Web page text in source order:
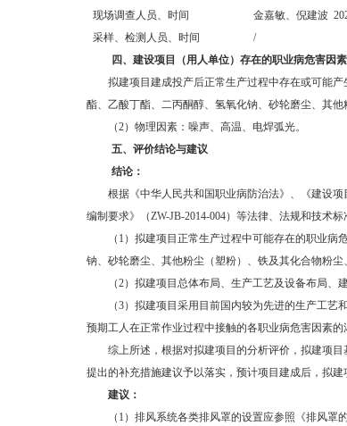
现场调查人员、时间
金嘉敏、倪建波
采样、检测人员、时间
/
四、 建设项目（用人单位）存在的职业病危害因
拟建项目建成投产后正常生产过程中存在或可能
酯、乙酸丁酯、二丙酮醇、氢氧化钠、砂轮磨尘、其他
（2）物理因素：噪声、高温、电焊弧光。
五、 评价结论与建议
结论：
根据《中华人民共和国职业病防治法》、《建设
编制要求》（ZW-JB-2014-004）等法律、法规和技术
（1）拟建项目正常生产过程中可能存在的职业
钠、砂轮磨尘、其他粉尘（塑粉）、铁及其化合物粉尘
（2）拟建项目总体布局、生产工艺及设备布局
（3）拟建项目采用目前国内较为先进的生产工
预期工人在正常作业过程中接触的各职业病危害因素的
综上所述，根据对拟建项目的分析评价，拟建项
提出的补充措施建议予以落实，预计项目建成后，拟
建议：
（1）排风系统各类排风罩的设置应参照《排风罩